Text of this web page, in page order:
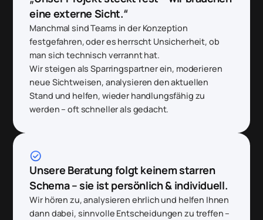
eine externe Sicht.“
Manchmal sind Teams in der Konzeption
festgefahren, oder es herrscht Unsicherheit, ob
man sich technisch verrannt hat.
Wir steigen als Sparringspartner ein, moderieren
neue Sichtweisen, analysieren den aktuellen
Stand und helfen, wieder handlungsfähig zu
werden – oft schneller als gedacht.
check_circle
Unsere Beratung folgt keinem starren
Schema – sie ist persönlich & individuell.
Wir hören zu, analysieren ehrlich und helfen Ihnen
dann dabei, sinnvolle Entscheidungen zu treffen –